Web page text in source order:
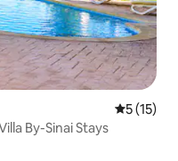
5 (15)
By-Sinai Stays